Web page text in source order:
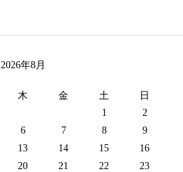
2026年8月
木 金 土
日
1
2
6 7 8
9
13 14 15
16
20 21 22
23